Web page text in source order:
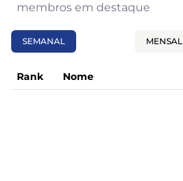
membros em destaque
SEMANAL MENSAL
Rank Nome